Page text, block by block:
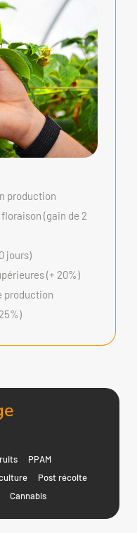
production
(gain de 2
jours)
(+ 20%)
production
PPAM
Post récolte
Cannabis